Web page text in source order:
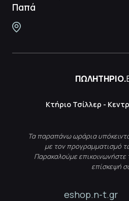
Παπά
ΠΩΛΗΤΗΡΙΟ.
Κτήριο Τσίλλερ -
Τα παραπάνω ωράρια
με τον προγραμματισμό
Παρακαλούμε επικοινωνήστε
επίσκεψή
eshop.n-t.gr